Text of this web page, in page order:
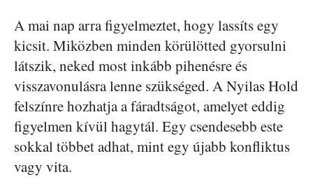
A mai nap arra figyelmeztet, hogy lassíts egy
kicsit. Miközben minden körülötted gyorsulni
látszik, neked most inkább pihenésre és
visszavonulásra lenne szükséged. A Nyilas Hold
felszínre hozhatja a fáradtságot, amelyet eddig
figyelmen kívül hagytál. Egy csendesebb este
sokkal többet adhat, mint egy újabb konfliktus
vagy vita.